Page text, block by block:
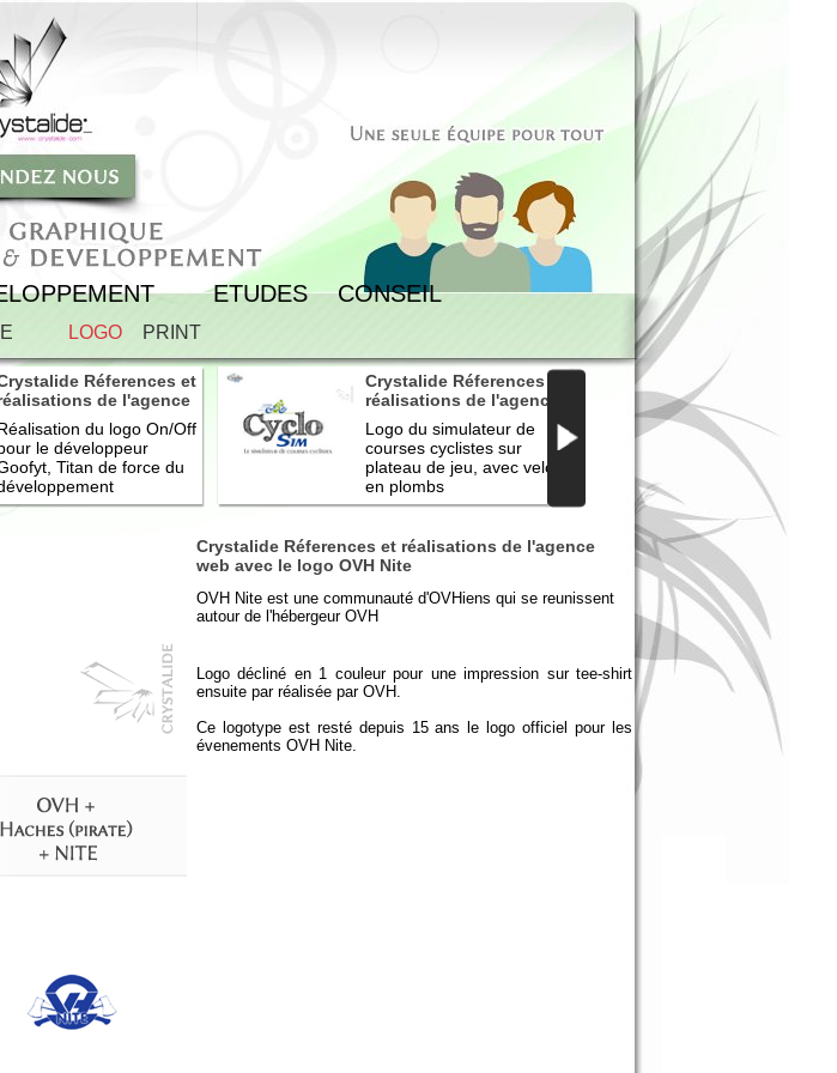
ETUDES CONSEIL
LOGO PRINT
Réferences et
de l'agence
Goofytdu logo On/Off
le développeur
Titan de force du
Crystalide Réferences et
réalisations de l'agence
CycloSim Jeu de
simulation
Logo du simulateur de
courses cyclistes sur
plateau de jeu, avec velos
en plombs
web Logo
Framework
ShellClip est
Framework
par modules.
revendiquée
Crystalide Réferences et réalisations de l'agence
web avec le logo OVH Nite
OVH Nite est une communauté d'OVHiens qui se reunissent
autour de l'hébergeur OVH
Logo décliné en 1 couleur pour une impression sur tee-shirt
ensuite par réalisée par OVH.
Ce logotype est resté depuis 15 ans le logo officiel pour les
évenements OVH Nite.